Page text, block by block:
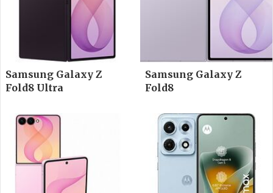
Samsung Galaxy Z
Fold8 Ultra
Samsung Galaxy Z
Fold8